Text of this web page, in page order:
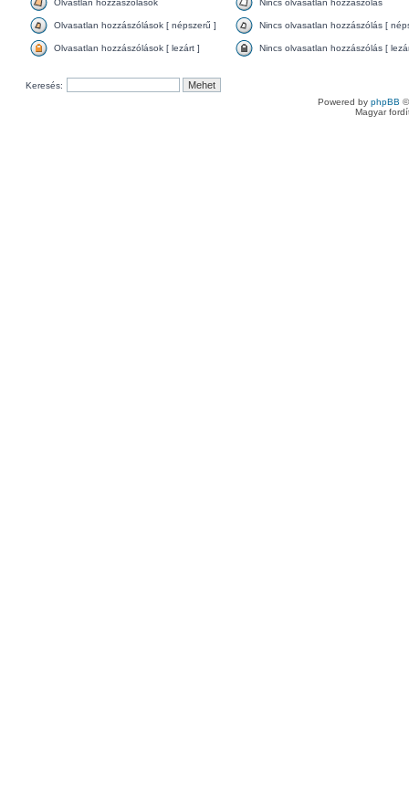
Olvastlan hozzászólások Nincs olvasatlan hozzászólás
Olvasatlan hozzászólások [ népszerű ] Nincs olvasatlan hozzászólás [
Olvasatlan hozzászólások [ lezárt ] Nincs olvasatlan hozzászólás [
Keresés:
Powered by phpBB
Magyar